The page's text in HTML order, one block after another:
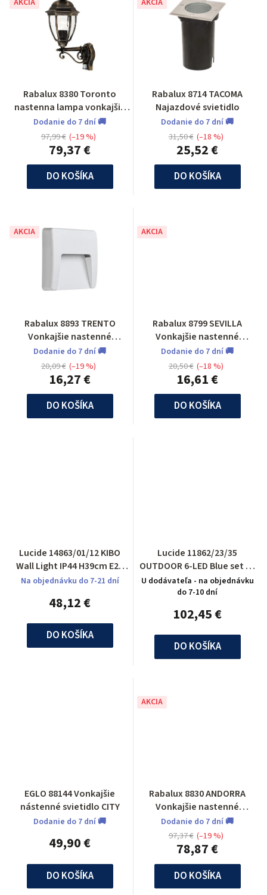
AKCIA
Rabalux 8380 Toronto
nastenna lampa vonkajšia
so senzorom
Dodanie do 7 dní 🚚
79,37 €
97,99 € (–19 %)
DO KOŠÍKA
AKCIA
Rabalux 8714 TACOMA
Najazdové svietidlo
Dodanie do 7 dní 🚚
25,52 €
31,50 € (–18 %)
DO KOŠÍKA
AKCIA
Rabalux 8893 TRENTO
Vonkajšie nastenné
svietidlo
Dodanie do 7 dní 🚚
16,27 €
20,09 € (–19 %)
DO KOŠÍKA
AKCIA
Rabalux 8799 SEVILLA
Vonkajšie nastenné
svietidlo
Dodanie do 7 dní 🚚
16,61 €
20,50 € (–18 %)
DO KOŠÍKA
Lucide 14863/01/12 KIBO
Wall Light IP44 H39cm E27
Satin Chrome
Na objednávku do 7-21 dní
48,12 €
DO KOŠÍKA
Lucide 11862/23/35
OUTDOOR 6-LED Blue set 3x
spot built in round D6,5
U dodávateľa - na objednávku
do 7-10 dní
102,45 €
DO KOŠÍKA
EGLO 88144 Vonkajšie
nástenné svietidlo CITY
Dodanie do 7 dní 🚚
49,90 €
DO KOŠÍKA
AKCIA
Rabalux 8830 ANDORRA
Vonkajšie nastenné
svietidlo
Dodanie do 7 dní 🚚
78,87 €
97,37 € (–19 %)
DO KOŠÍKA